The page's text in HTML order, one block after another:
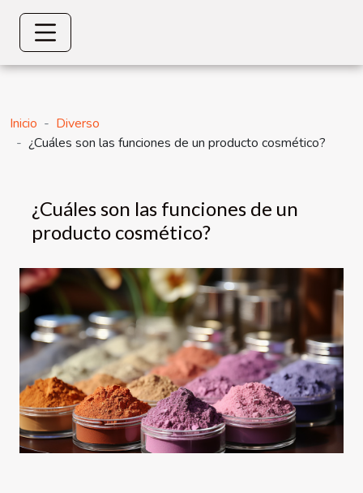
Inicio
Diverso
¿Cuáles son las funciones de un producto cosmético?
¿Cuáles son las funciones de un
producto cosmético?